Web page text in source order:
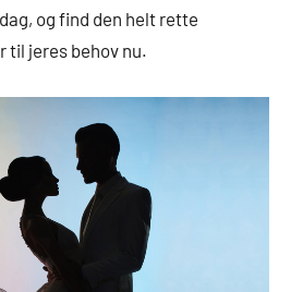
og find den helt rette
til jeres behov nu.